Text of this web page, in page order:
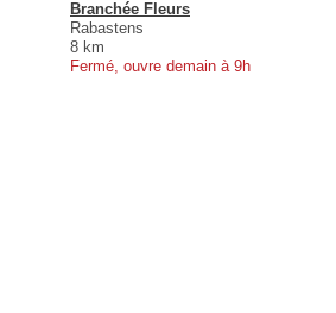
Branchée Fleurs
Rabastens
8 km
Fermé, ouvre demain à 9h